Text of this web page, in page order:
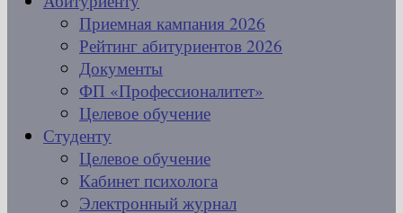
Приемная кампания 2026
Рейтинг абитуриентов 2026
Документы
ФП «Профессионалитет»
Целевое обучение
Студенту
Целевое обучение
Кабинет психолога
Электронный журнал